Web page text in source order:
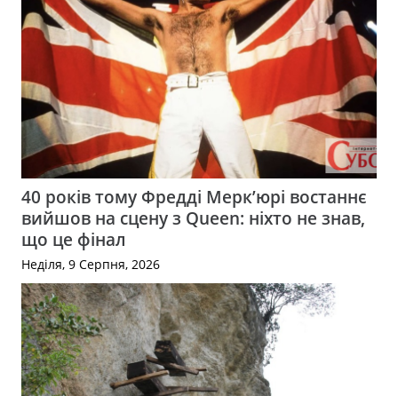
40 років тому Фредді Мерк’юрі востаннє
вийшов на сцену з Queen: ніхто не знав,
що це фінал
Неділя, 9 Серпня, 2026